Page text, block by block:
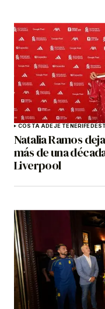
COSTA ADEJE TENERIFE
Natalia Ramos
más de una
Liverpool